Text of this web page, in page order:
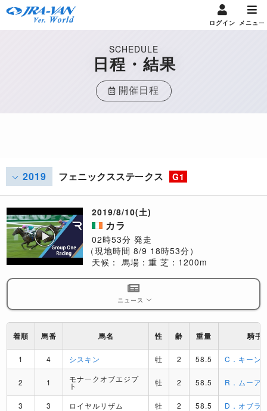
ログイン メニュー
SCHEDULE
日程・結果
開催日程
2019 フェニックスステークス G1
2019/8/10(土)
カラ
02時53分 発走
（現地時間 8/9 18時53分）
天候： 馬場：重 芝：1200m
ニュース
着順 馬番 馬名 性 齢 重量 騎手
1 4 シスキン 牡 2 58.5 C．キーン
2 1 モナークオブエジプ
ト 牡 2 58.5 R．ムーア
3 3 ロイヤルリザム 牡 2 58.5
D．オブラ